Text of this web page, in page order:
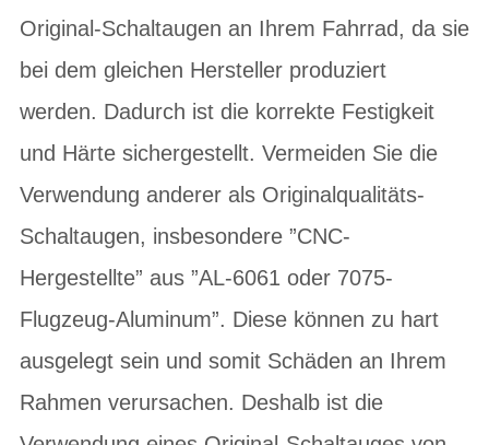
Original-Schaltaugen an Ihrem Fahrrad, da sie
bei dem gleichen Hersteller produziert
werden. Dadurch ist die korrekte Festigkeit
und Härte sichergestellt. Vermeiden Sie die
Verwendung anderer als Originalqualitäts-
Schaltaugen, insbesondere ”CNC-
Hergestellte” aus ”AL-6061 oder 7075-
Flugzeug-Aluminum”. Diese können zu hart
ausgelegt sein und somit Schäden an Ihrem
Rahmen verursachen. Deshalb ist die